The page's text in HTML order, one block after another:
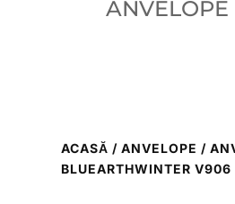
ANVELOPE
ACASĂ / ANVELOPE /
BLUEARTHWINTER